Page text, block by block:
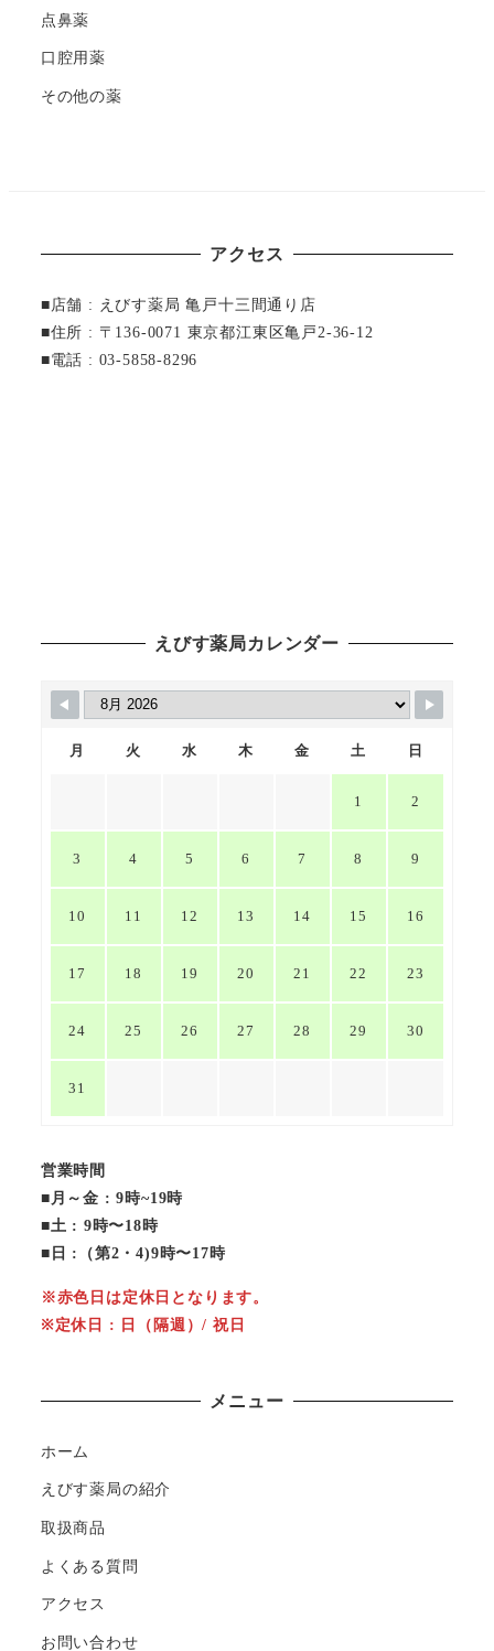
点鼻薬
口腔用薬
その他の薬
アクセス
■店舗 : えびす薬局 亀戸十三間通り店
■住所 : 〒136-0071 東京都江東区亀戸2-36-12
■電話 : 03-5858-8296
えびす薬局カレンダー
月 火 水 木 金 土 日
1 2
3 4 5 6 7 8 9
10 11 12 13 14 15 16
17 18 19 20 21 22 23
24 25 26 27 28 29 30
31
営業時間
■月～金 : 9時~19時
■土 : 9時〜18時
■日 :（第2・4)9時〜17時
※赤色日は定休日となります。
※定休日 : 日（隔週）/ 祝日
メニュー
ホーム
えびす薬局の紹介
取扱商品
よくある質問
アクセス
お問い合わせ